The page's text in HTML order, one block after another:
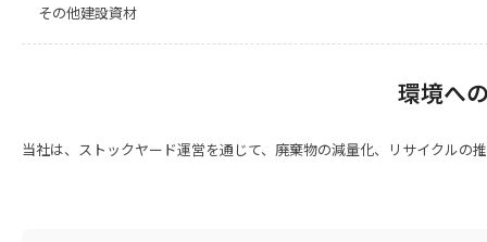
その他建設資材
環境へ
当社は、ストックヤード運営を通じて、廃棄物の減量化、リサイクルの